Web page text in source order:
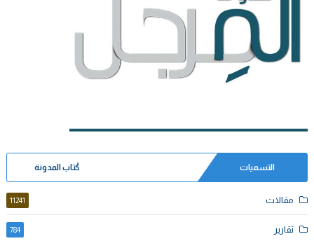
التسميات كُتاب المدونة
مقالات 11241
تقارير 784